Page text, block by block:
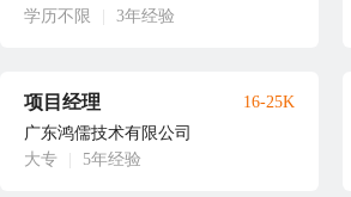
学历不限
3年经验
项目经理
广东鸿儒技术有限公司
大专
5年经验
16-25K